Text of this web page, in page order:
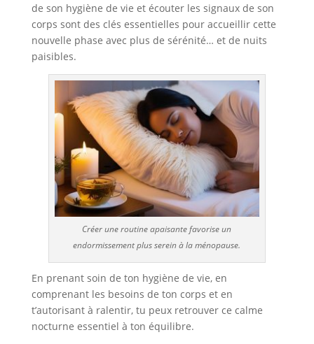
de son hygiène de vie et écouter les signaux de son
corps sont des clés essentielles pour accueillir cette
nouvelle phase avec plus de sérénité… et de nuits
paisibles.
Créer une routine apaisante favorise un
endormissement plus serein à la ménopause.
En prenant soin de ton hygiène de vie, en
comprenant les besoins de ton corps et en
t’autorisant à ralentir, tu peux retrouver ce calme
nocturne essentiel à ton équilibre.